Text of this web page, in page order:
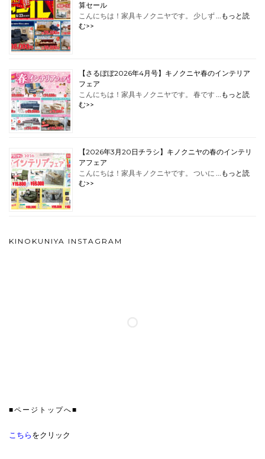
算セール
こんにちは！家具キノクニヤです。 少しず … もっと読
む>>
【さるぼぼ2026年4月号】キノクニヤ春のインテリア
フェア
こんにちは！家具キノクニヤです。 春です … もっと読
む>>
【2026年3月20日チラシ】キノクニヤの春のインテリ
アフェア
こんにちは！家具キノクニヤです。 ついに … もっと読
む>>
KINOKUNIYA INSTAGRAM
■ページトップへ■
こちらをクリック